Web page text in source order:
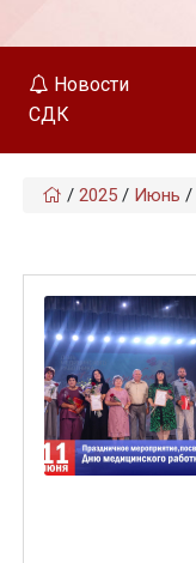
Новости
СДК
/ 2025/ Июнь /